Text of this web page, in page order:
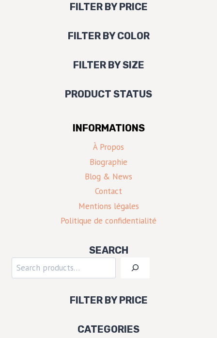
FILTER BY PRICE
FILTER BY COLOR
FILTER BY SIZE
PRODUCT STATUS
INFORMATIONS
À Propos
Biographie
Blog & News
Contact
Mentions légales
Politique de confidentialité
SEARCH
Rechercher
FILTER BY PRICE
CATEGORIES